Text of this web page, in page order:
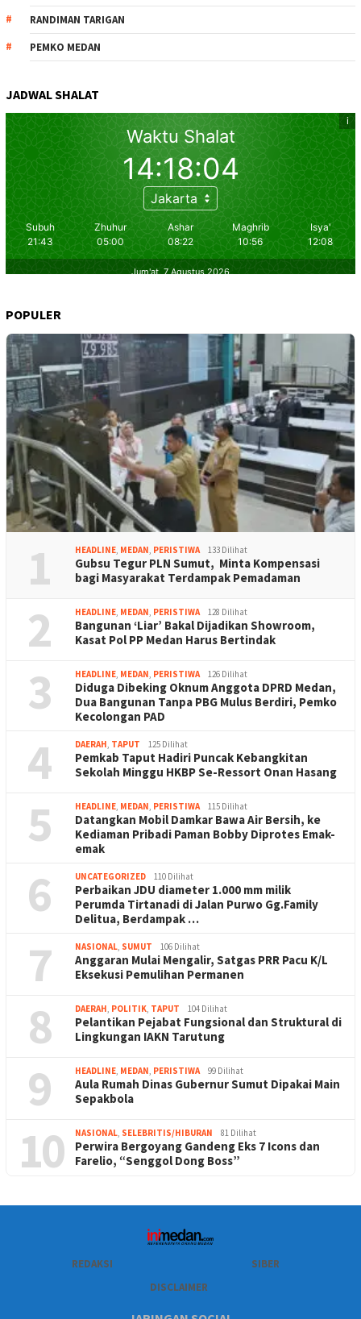
RANDIMAN TARIGAN
PEMKO MEDAN
JADWAL SHALAT
POPULER
1 HEADLINE, MEDAN, PERISTIWA 133 Dilihat
Gubsu Tegur PLN Sumut, Minta Kompensasi
bagi Masyarakat Terdampak Pemadaman
2 HEADLINE, MEDAN, PERISTIWA 128 Dilihat
Bangunan ‘Liar’ Bakal Dijadikan Showroom,
Kasat Pol PP Medan Harus Bertindak
3 HEADLINE, MEDAN, PERISTIWA 126 Dilihat
Diduga Dibeking Oknum Anggota DPRD Medan,
Dua Bangunan Tanpa PBG Mulus Berdiri, Pemko
Kecolongan PAD
4 DAERAH, TAPUT 125 Dilihat
Pemkab Taput Hadiri Puncak Kebangkitan
Sekolah Minggu HKBP Se-Ressort Onan Hasang
5 HEADLINE, MEDAN, PERISTIWA 115 Dilihat
Datangkan Mobil Damkar Bawa Air Bersih, ke
Kediaman Pribadi Paman Bobby Diprotes Emak-
emak
6 UNCATEGORIZED 110 Dilihat
Perbaikan JDU diameter 1.000 mm milik
Perumda Tirtanadi di Jalan Purwo Gg.Family
Delitua, Berdampak …
7 NASIONAL, SUMUT 106 Dilihat
Anggaran Mulai Mengalir, Satgas PRR Pacu K/L
Eksekusi Pemulihan Permanen
8 DAERAH, POLITIK, TAPUT 104 Dilihat
Pelantikan Pejabat Fungsional dan Struktural di
Lingkungan IAKN Tarutung
9 HEADLINE, MEDAN, PERISTIWA 99 Dilihat
Aula Rumah Dinas Gubernur Sumut Dipakai Main
Sepakbola
10 NASIONAL, SELEBRITIS/HIBURAN 81 Dilihat
Perwira Bergoyang Gandeng Eks 7 Icons dan
Farelio, “Senggol Dong Boss”
REDAKSI
SIBER
DISCLAIMER